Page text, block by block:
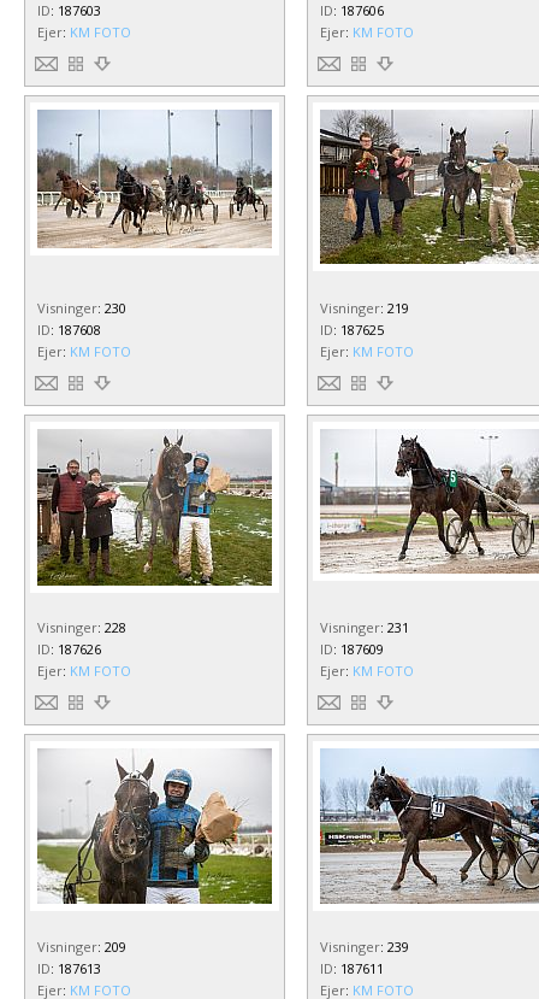
ID: 187603
Ejer: KM FOTO
ID: 187606
Ejer: KM FOTO
Visninger: 230
ID: 187608
Ejer: KM FOTO
Visninger: 219
ID: 187625
Ejer: KM FOTO
Visninger: 228
ID: 187626
Ejer: KM FOTO
Visninger: 231
ID: 187609
Ejer: KM FOTO
Visninger: 209
ID: 187613
Ejer: KM FOTO
Visninger: 239
ID: 187611
Ejer: KM FOTO